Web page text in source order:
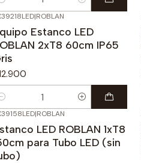
|ROBLAN
Estanco LED
2xT8 60cm IP65
|ROBLAN
LED ROBLAN 1xT8
para Tubo LED (sin